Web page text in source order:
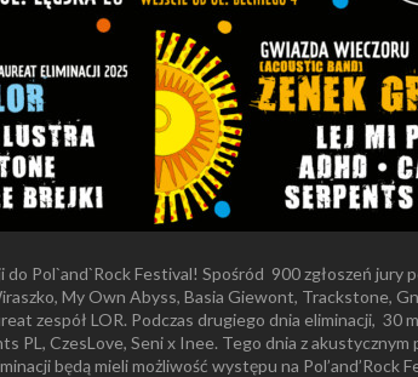
do Pol`and`Rock Festival! Spośród 900 zgłoszeń jury
My Own Abyss, Basia Giewont, Trackstone,
zespół LOR. Podczas drugiego dnia eliminacji, 30
PL, CzesLove, Seni x Inee. Tego dnia z
będą mieli możliwość występu na